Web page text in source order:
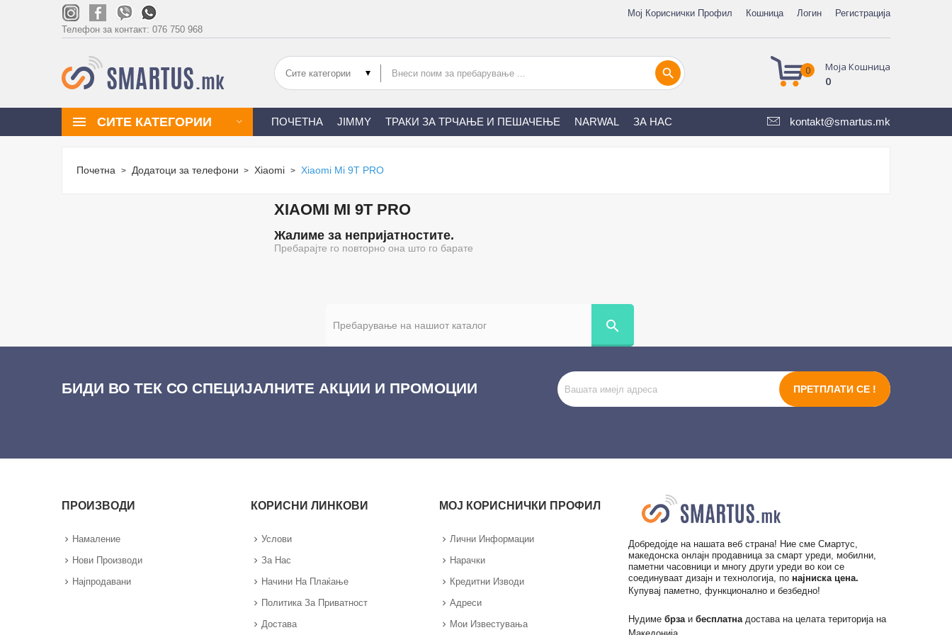
Мој Кориснички Профил Кошница Логин
Регистрација
Телефон за контакт: 076 750 968
Моја Кошница
0
0
search
kontakt@smartus.mk
СИТЕ КАТЕГОРИИ ПОЧЕТНА JIMMY ТРАКИ ЗА ТРЧАЊЕ И ПЕШАЧЕЊЕ NARWAL ЗА НАС
Почетна Додатоци за телефони Xiaomi Xiaomi Mi 9T PRO
XIAOMI MI 9T PRO
Жалиме за непријатностите.
Пребарајте го повторно она што го барате
search
БИДИ ВО ТЕК СО СПЕЦИЈАЛНИТЕ АКЦИИ И ПРОМОЦИИ ПРЕТПЛАТИ СЕ !
ПРОИЗВОДИ
Намаление
Нови Производи
Најпродавани
КОРИСНИ ЛИНКОВИ
Услови
За Нас
Начини На Плаќање
Политика За Приватност
Достава
МОЈ КОРИСНИЧКИ ПРОФИЛ
Лични Информации
Нарачки
Кредитни Изводи
Адреси
Мои Известувања
Добредојде на нашата веб страна! Ние сме Смартус,
македонска онлајн продавница за смарт уреди, мобилни,
паметни часовници и многу други уреди во кои се
соединуваат дизајн и технологија, по најниска цена.
Купувај паметно, функционално и безбедно!
Нудиме брзаи бесплатна достава на целата територија на